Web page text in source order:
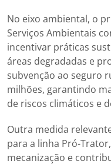
No eixo ambiental, o
Serviços Ambientais
incentivar práticas
áreas degradadas e
subvenção ao seguro
milhões, garantindo
de riscos climáticos e
Outra medida
para a linha Pró-
mecanização e